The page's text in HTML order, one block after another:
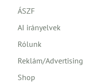
ÁSZF
AI irányelvek
Rólunk
Reklám/Advertising
Shop